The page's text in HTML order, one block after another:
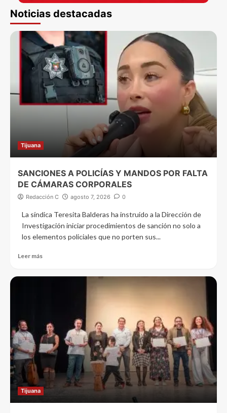
Noticias destacadas
Tijuana
SANCIONES A POLICÍAS Y MANDOS POR FALTA
DE CÁMARAS CORPORALES
Redacción C agosto 7, 2026 0
La síndica Teresita Balderas ha instruido a la Dirección de
Investigación iniciar procedimientos de sanción no solo a
los elementos policiales que no porten sus...
Leer más
Tijuana